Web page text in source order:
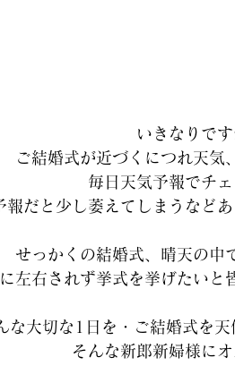
いきなりで
ご結婚式が近づくにつれ天気
毎日天気予報でチ
報だと少し萎えてしまうなど
せっかくの結婚式、晴天の中
左右されず挙式を挙げたいと
な大切な1日を・ご結婚式を
そんな新郎新婦様に